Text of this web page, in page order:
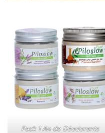
Pack 1 An de Déodorants